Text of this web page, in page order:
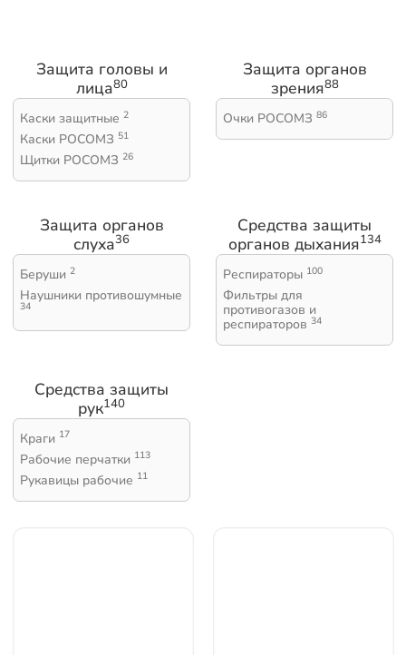
Защита головы и
лица80
Каски защитные 2
Каски РОСОМЗ 51
Щитки РОСОМЗ 26
Защита органов
зрения88
Очки РОСОМЗ 86
Защита органов
слуха36
Беруши 2
Наушники противошумные
34
Средства защиты
органов дыхания134
Респираторы 100
Фильтры для
противогазов и
респираторов 34
Средства защиты
рук140
Краги 17
Рабочие перчатки 113
Рукавицы рабочие 11